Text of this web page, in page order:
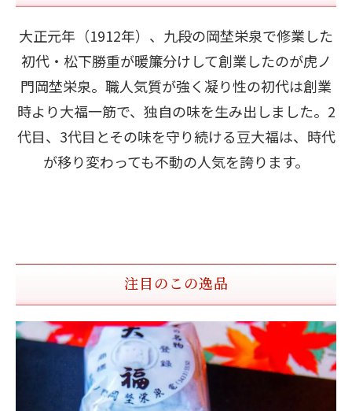
大正元年（1912年）、九段の岡埜栄泉で修業した
初代・松下勝重が暖簾分けして創業したのが虎ノ
門岡埜栄泉。職人気質が強く凝り性の初代は創業
時より大福一筋で、独自の味を生み出しました。2
代目、3代目とその味を守り続ける豆大福は、時代
が移り変わっても不動の人気を誇ります。
注目のこの逸品